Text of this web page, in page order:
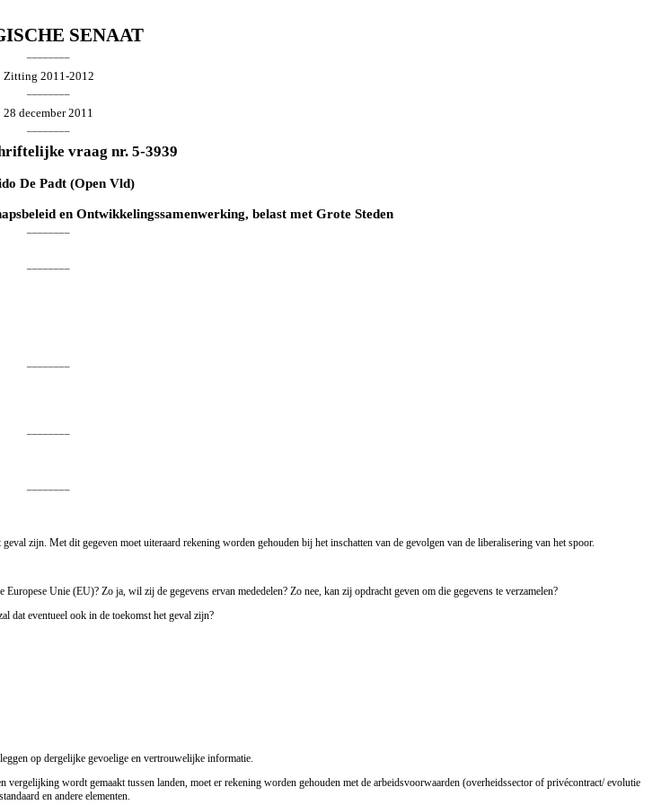
SENAAT
Zitting 2011-2012
28 december 2011
vraag nr. 5-3939
De Padt(Open Vld)
en Ontwikkelingssamenwerking, belast met Grote Steden
zijn. Met dit gegeven moet uiteraard rekening worden gehouden bij het inschatten van de gevolgen van de liberalisering van het spoor.
Unie (EU)? Zo ja, wil zij de gegevens ervan mededelen? Zo nee, kan zij opdracht geven om die gegevens te verzamelen?
dat eventueel ook in de toekomst het geval zijn?
op dergelijke gevoelige en vertrouwelijke informatie.
wordt gemaakt tussen landen, moet er rekening worden gehouden met de arbeidsvoorwaarden (overheidssector of privécontract/ evolutie
en andere elementen.